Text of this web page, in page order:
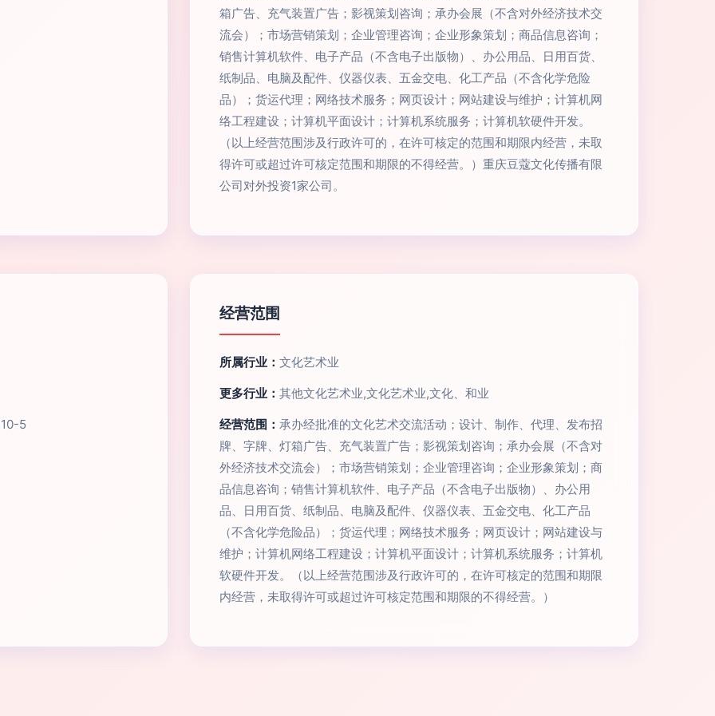
箱广告、充气装置广告；影视策划咨询；承办会展（不含对外经济技术交
流会）；市场营销策划；企业管理咨询；企业形象策划；商品信息咨询；
销售计算机软件、电子产品（不含电子出版物）、办公用品、日用百货、
纸制品、电脑及配件、仪器仪表、五金交电、化工产品（不含化学危险
品）；货运代理；网络技术服务；网页设计；网站建设与维护；计算机网
络工程建设；计算机平面设计；计算机系统服务；计算机软硬件开发。
（以上经营范围涉及行政许可的，在许可核定的范围和期限内经营，未取
得许可或超过许可核定范围和期限的不得经营。）重庆豆蔻文化传播有限
公司对外投资1家公司。
5
经营范围
所属行业： 文化艺术业
更多行业： 其他文化艺术业,文化艺术业,文化、和业
经营范围： 承办经批准的文化艺术交流活动；设计、制作、代理、发布招
牌、字牌、灯箱广告、充气装置广告；影视策划咨询；承办会展（不含对
外经济技术交流会）；市场营销策划；企业管理咨询；企业形象策划；商
品信息咨询；销售计算机软件、电子产品（不含电子出版物）、办公用
品、日用百货、纸制品、电脑及配件、仪器仪表、五金交电、化工产品
（不含化学危险品）；货运代理；网络技术服务；网页设计；网站建设与
维护；计算机网络工程建设；计算机平面设计；计算机系统服务；计算机
软硬件开发。（以上经营范围涉及行政许可的，在许可核定的范围和期限
内经营，未取得许可或超过许可核定范围和期限的不得经营。）